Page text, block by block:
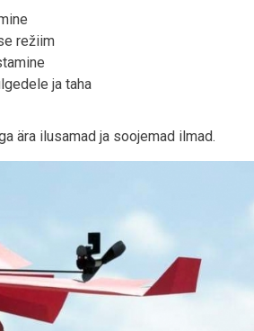
režiim
ja taha
ära ilusamad ja soojemad ilmad.